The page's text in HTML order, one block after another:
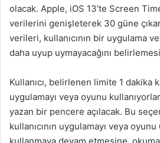
olacak. Apple, iOS 13’te Screen
verilerini genişleterek 30 güne
verileri, kullanıcının bir uygulama
daha uyup uymayacağını
Kullanıcı, belirlenen limite 1 dakika
uygulamayı veya oyunu
yazan bir pencere açılacak. Bu
kullanıcının uygulamayı veya